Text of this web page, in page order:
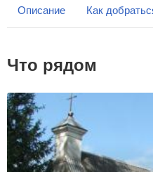
Описание Как
Что рядом